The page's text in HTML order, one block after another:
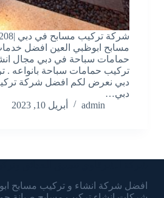
مسابح ابوظبي العين افضل
حمامات سباحة في دبي مجال
تركيب حمامات سباحة بانواعه .
دبي نعرض لكم افضل شركة
دبي…
admin
أبريل 10, 2023
افضل شركة انشاء و تركيب مسابح